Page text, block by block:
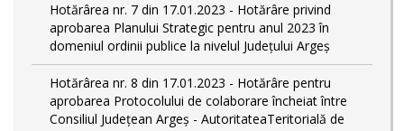
Hotărârea nr. 7 din 17.01.2023 - Hotărâre privind
aprobarea Planului Strategic pentru anul 2023 în
domeniul ordinii publice la nivelul Judeţului Argeş
Hotărârea nr. 8 din 17.01.2023 - Hotărâre pentru
aprobarea Protocolului de colaborare încheiat între
Consiliul Județean Argeș - AutoritateaTeritorială de